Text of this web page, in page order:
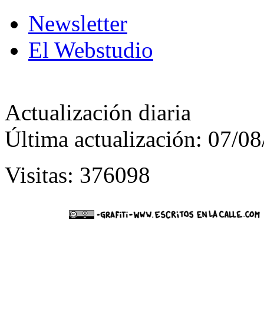
Newsletter
El Webstudio
Actualización diaria
Última actualización: 07/
Visitas: 376098